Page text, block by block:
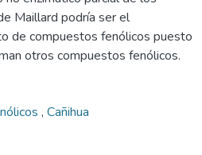
Maillard podría ser el
de compuestos fenólicos puesto
otros compuestos fenólicos.
, Cañihua